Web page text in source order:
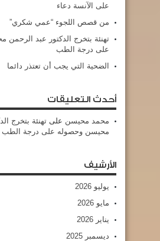
على الآنسة دعاء
من قصص اللجوء “عمي شكري”
تهنئة بتخرج الدكتور عبد
على درجة الطب
الضحية التي يجب أن تعتذر دائما
أحدث التعليقات
محمد محيسن على تهنئة بتخرج
محيسن وحصوله على درجة الطب
الأرشيف
يوليو 2026
مايو 2026
يناير 2026
ديسمبر 2025